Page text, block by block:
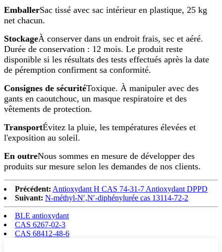
EmballerSac tissé avec sac intérieur en plastique, 25 kg
net chacun.
StockageÀ conserver dans un endroit frais, sec et aéré.
Durée de conservation : 12 mois. Le produit reste
disponible si les résultats des tests effectués après la date
de péremption confirment sa conformité.
Consignes de sécuritéToxique. À manipuler avec des
gants en caoutchouc, un masque respiratoire et des
vêtements de protection.
TransportÉvitez la pluie, les températures élevées et
l'exposition au soleil.
En outreNous sommes en mesure de développer des
produits sur mesure selon les demandes de nos clients.
Précédent: Antioxydant H CAS 74-31-7 Antioxydant DPPD
Suivant: N-méthyl-N′,N′-diphénylurée cas 13114-72-2
BLE antioxydant
CAS 6267-02-3
CAS 68412-48-6